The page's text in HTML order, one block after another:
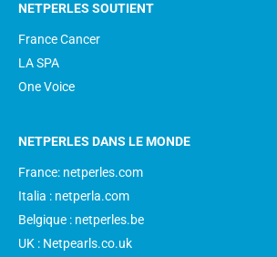
NETPERLES SOUTIENT
France Cancer
LA SPA
One Voice
NETPERLES DANS LE MONDE
France: netperles.com
Italia : netperla.com
Belgique : netperles.be
UK : Netpearls.co.uk